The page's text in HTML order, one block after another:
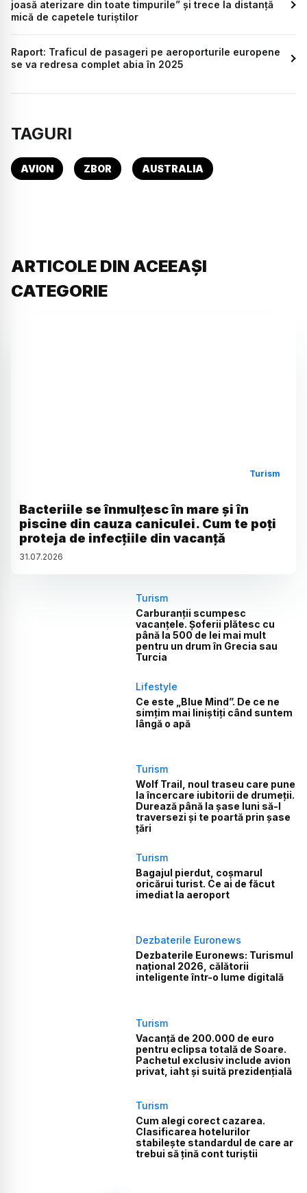
joasă aterizare din toate timpurile” și trece la distanță
mică de capetele turiștilor
Raport: Traficul de pasageri pe aeroporturile europene
se va redresa complet abia în 2025
TAGURI
AVION ZBOR AUSTRALIA
ARTICOLE DIN ACEEAȘI
CATEGORIE
Turism
Bacteriile se înmulțesc în mare și în
piscine din cauza caniculei. Cum te poți
proteja de infecțiile din vacanță
31.07.2026
Turism
Carburanții scumpesc
vacanțele. Șoferii plătesc cu
până la 500 de lei mai mult
pentru un drum în Grecia sau
Turcia
Lifestyle
Ce este „Blue Mind”. De ce ne
simțim mai liniștiți când suntem
lângă o apă
Turism
Wolf Trail, noul traseu care pune
la încercare iubitorii de drumeții.
Durează până la șase luni să-l
traversezi și te poartă prin șase
țări
Turism
Bagajul pierdut, coșmarul
oricărui turist. Ce ai de făcut
imediat la aeroport
Dezbaterile Euronews
Dezbaterile Euronews: Turismul
național 2026, călătorii
inteligente într-o lume digitală
Turism
Vacanță de 200.000 de euro
pentru eclipsa totală de Soare.
Pachetul exclusiv include avion
privat, iaht și suită prezidențială
Turism
Cum alegi corect cazarea.
Clasificarea hotelurilor
stabilește standardul de care ar
trebui să țină cont turiștii